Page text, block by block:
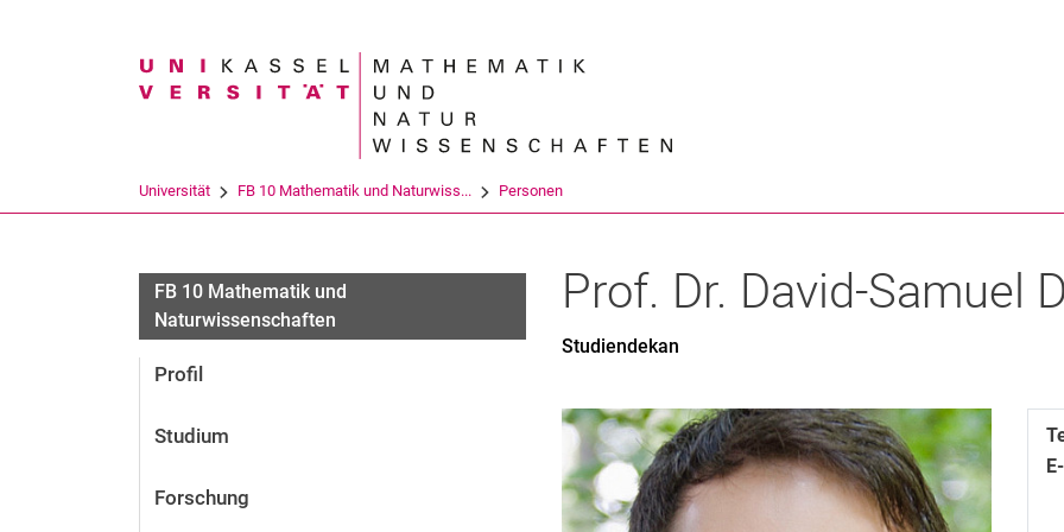
Suchbegriff
Universität FB 10 Mathematik und Naturwiss... Personen
FB 10 Mathematik und
Naturwissenschaften
Profil
Studium
Forschung
Prof. Dr. David-Samuel
Studiendekan